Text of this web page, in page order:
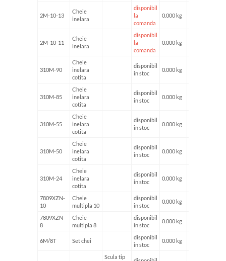
2M-10-13
Cheie
inelara
disponibil
la
comanda
0.000 kg
2M-10-11
Cheie
inelara
disponibil
la
comanda
0.000 kg
310M-90
Cheie
inelara
cotita
disponibil
in stoc
0.000 kg
310M-85
Cheie
inelara
cotita
disponibil
in stoc
0.000 kg
310M-55
Cheie
inelara
cotita
disponibil
in stoc
0.000 kg
310M-50
Cheie
inelara
cotita
disponibil
in stoc
0.000 kg
310M-24
Cheie
inelara
cotita
disponibil
in stoc
0.000 kg
7809XZN-
10
Cheie
multipla 10
disponibil
in stoc
0.000 kg
7809XZN-
8
Cheie
multipla 8
disponibil
in stoc
0.000 kg
6M/8T Set chei
disponibil
in stoc
0.000 kg
Scula tip